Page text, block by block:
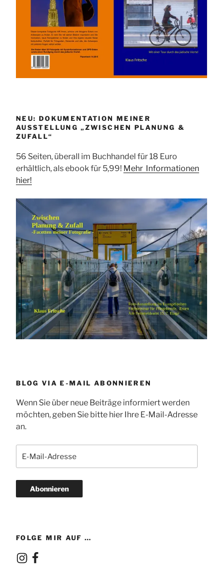
NEU: DOKUMENTATION MEINER
AUSSTELLUNG „ZWISCHEN PLANUNG &
ZUFALL“
56 Seiten, überall im Buchhandel für 18 Euro
erhältlich, als ebook für 5,99! Mehr Informationen
hier!
BLOG VIA E-MAIL ABONNIEREN
Wenn Sie über neue Beiträge informiert werden
möchten, geben Sie bitte hier Ihre E-Mail-Adresse
an.
Mail-
Abonnieren
FOLGE MIR AUF …
Instagram
Facebook